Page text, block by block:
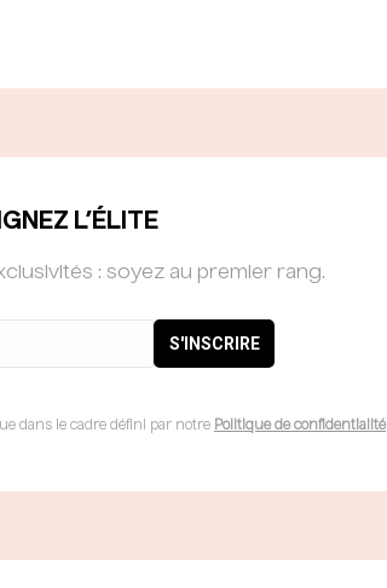
L’ÉLITE
: soyez au premier rang.
dans le cadre défini par notre Politique de confidentialité